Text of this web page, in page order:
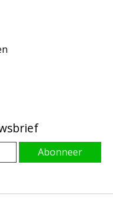
Abonneer